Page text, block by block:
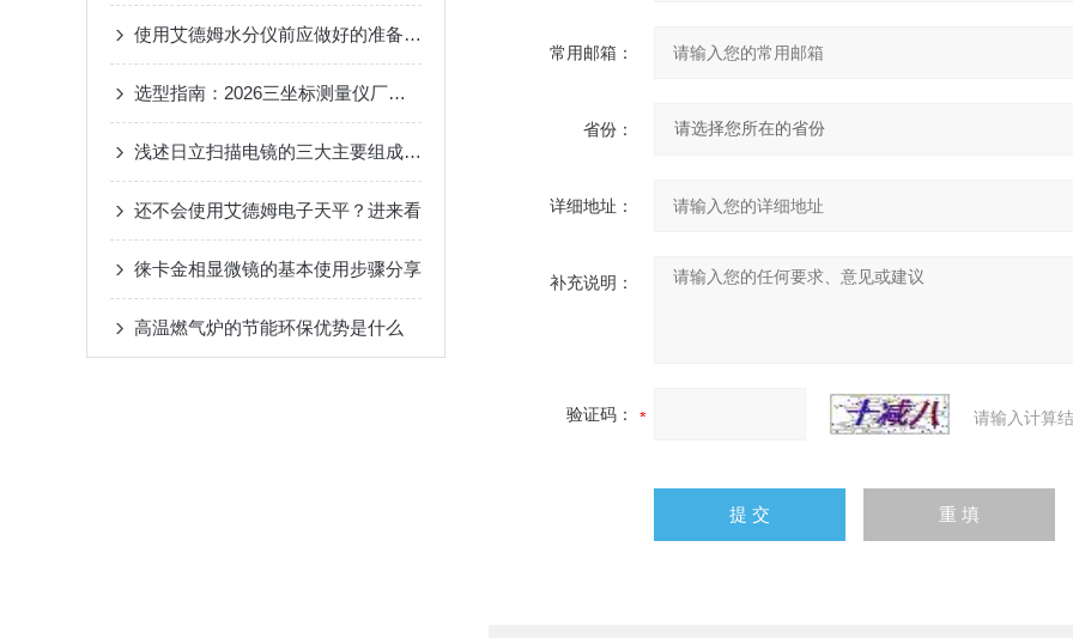
使用艾德姆水分仪前应做好的准备工作介绍
选型指南：2026三坐标测量仪厂家推荐及7月市场热度分析
浅述日立扫描电镜的三大主要组成系统
还不会使用艾德姆电子天平？进来看
徕卡金相显微镜的基本使用步骤分享
高温燃气炉的节能环保优势是什么
常用邮箱：
省份：
详细地址：
补充说明：
验证码： 请输入计算